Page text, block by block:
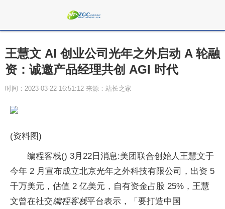
王慧文 AI 创业公司光年之外启动 A 轮融
资：诚邀产品经理共创 AGI 时代
时间：2023-03-22 16:51:12 来源：站长之家
(资料图)
编程客栈() 3月22日消息:美团联合创始人王慧文于
今年 2 月宣布成立北京光年之外科技有限公司，出资 5
千万美元，估值 2 亿美元，自有资金占股 25%，王慧
文曾在社交编程客栈平台表示，「要打造中国